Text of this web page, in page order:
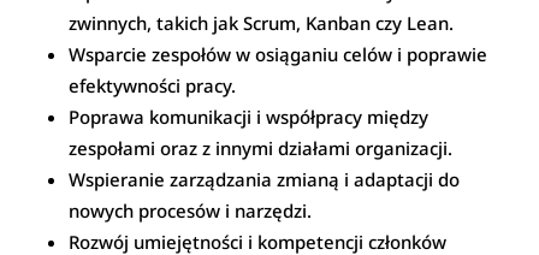
zwinnych, takich jak Scrum, Kanban czy Lean.
Wsparcie zespołów w osiąganiu celów i poprawie
efektywności pracy.
Poprawa komunikacji i współpracy między
zespołami oraz z innymi działami organizacji.
Wspieranie zarządzania zmianą i adaptacji do
nowych procesów i narzędzi.
Rozwój umiejętności i kompetencji członków